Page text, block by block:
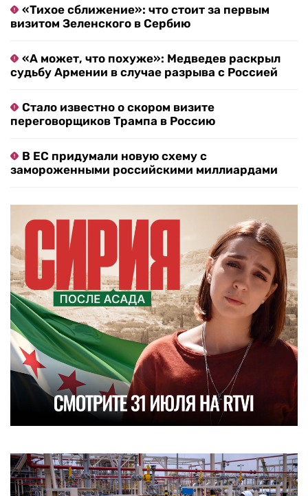
«Тихое сближение»: что стоит за первым
визитом Зеленского в Сербию
«А может, что похуже»: Медведев раскрыл
судьбу Армении в случае разрыва с Россией
Стало известно о скором визите
переговорщиков Трампа в Россию
В ЕС придумали новую схему с
замороженными российскими миллиардами